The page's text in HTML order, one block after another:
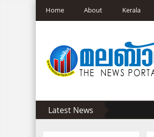
Home About Kerala
Latest News